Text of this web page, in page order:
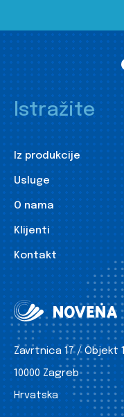
Istražite
Iz produkcije
Usluge
O nama
Klijenti
Kontakt
Zavrtnica 17 / Objekt 1
10000 Zagreb
Hrvatska